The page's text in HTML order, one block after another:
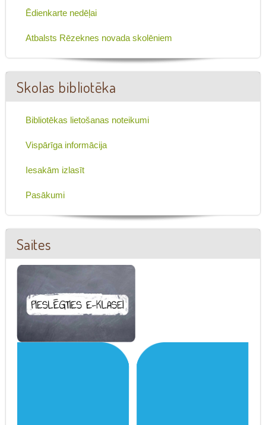
Ēdienkarte nedēļai
Atbalsts Rēzeknes novada skolēniem
Skolas bibliotēka
Bibliotēkas lietošanas noteikumi
Vispārīga informācija
Iesakām izlasīt
Pasākumi
Saites